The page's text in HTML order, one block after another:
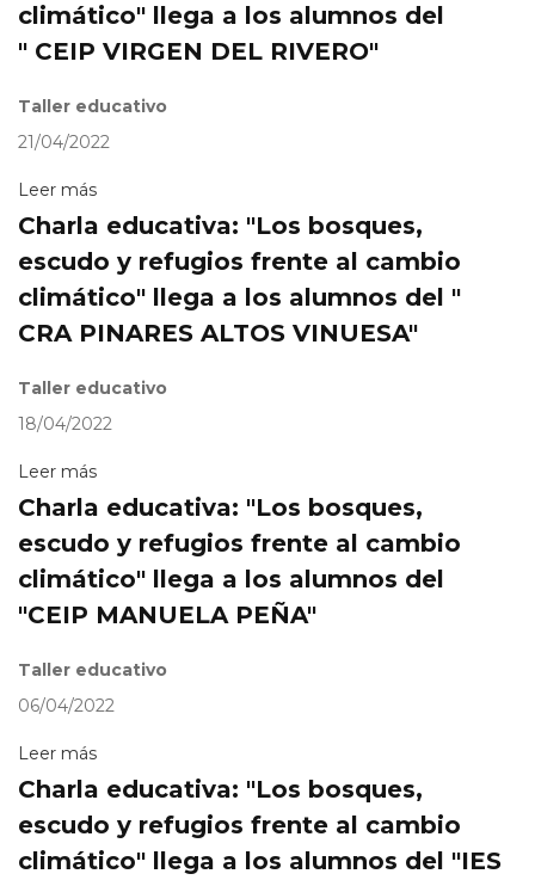
climático" llega a los alumnos del
" CEIP VIRGEN DEL RIVERO"
Taller educativo
21/04/2022
Leer más
Charla educativa: "Los bosques,
escudo y refugios frente al cambio
climático" llega a los alumnos del "
CRA PINARES ALTOS VINUESA"
Taller educativo
18/04/2022
Leer más
Charla educativa: "Los bosques,
escudo y refugios frente al cambio
climático" llega a los alumnos del
"CEIP MANUELA PEÑA"
Taller educativo
06/04/2022
Leer más
Charla educativa: "Los bosques,
escudo y refugios frente al cambio
climático" llega a los alumnos del "IES